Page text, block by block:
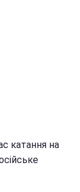
катання на